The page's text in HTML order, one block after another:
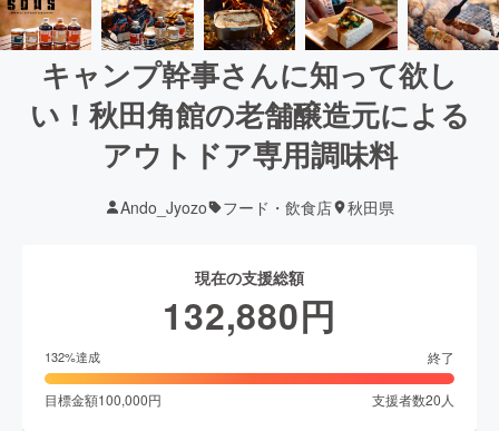
キャンプ幹事さんに知って欲し
い！秋田角館の老舗醸造元による
アウトドア専用調味料
Ando_Jyozo フード・飲食店 秋田県
現在の支援総額
132,880円
132%達成 終了
目標金額100,000円 支援者数20 人